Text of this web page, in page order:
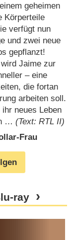
geheimen
Körperteile
verfügt nun
und zwei neue
gepflanzt!
Jaime zur
– eine
die fortan
arbeiten soll.
neues Leben
… (Text: RTL II)
Frau
ray